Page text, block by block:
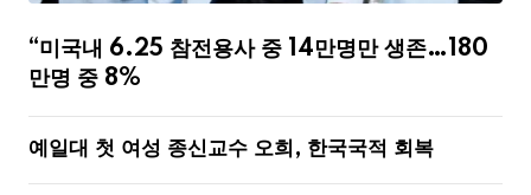
“미국내 6.25 참전용사 중 14만명만 생존…180
만명 중 8%
예일대 첫 여성 종신교수 오희, 한국국적 회복